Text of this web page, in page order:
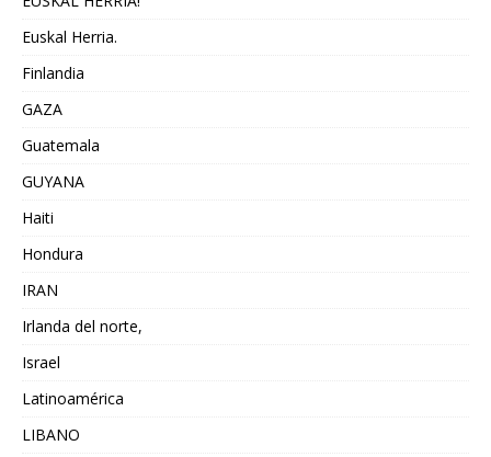
Euskal Herria.
Finlandia
GAZA
Guatemala
GUYANA
Haiti
Hondura
IRAN
Irlanda del norte,
Israel
Latinoamérica
LIBANO